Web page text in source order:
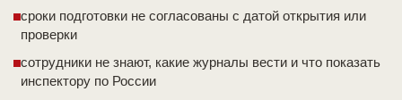
сроки подготовки не согласованы с датой открытия или
проверки
сотрудники не знают, какие журналы вести и что показать
инспектору по России